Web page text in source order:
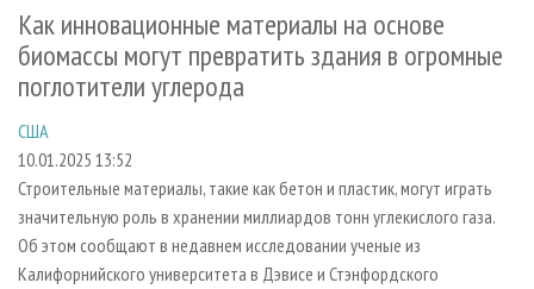
ЛЕСОПИЛЕНИЕ
ДЕРЕВООБРАБОТКА
СУШКА ДРЕВЕСИНЫ
ДЕРЕВЯННОЕ ДОМОСТРОЕНИЕ
ПРОИЗВОДСТВО МЕБЕЛИ
БИОЭНЕРГЕТИКА
НОВОСТИ ЖУРНАЛА
НОВОСТИ КОМПАНИЙ
ПРЕДПРИЯТИЯ ЛПК
ЛЕСНЫЕ РЕГИОНЫ РОССИИ
ПЕРСОНЫ
ПРИОРИТЕТНЫЕ ИНВЕСТПРОЕКТЫ
RUSSIAN FORESTRY REVIEW
АРХИВ ЖУРНАЛОВ
СТАТЬИ
О ЖУРНАЛЕ
ПОДПИСКА
КОНТАКТЫ
РЕКЛАМОДАТЕЛЯМ
РЕКЛАМА
Как инновационные материалы на основе
биомассы могут превратить здания в огромные
поглотители углерода
США
10.01.2025 13:52
Строительные материалы, такие как бетон и пластик, могут играть
значительную роль в хранении миллиардов тонн углекислого газа.
Об этом сообщают в недавнем исследовании ученые из
Калифорнийского университета в Дэвисе и Стэнфордского